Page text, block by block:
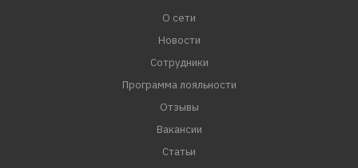
О сети
Новости
Сотрудники
Программа лояльности
Отзывы
Вакансии
Статьи